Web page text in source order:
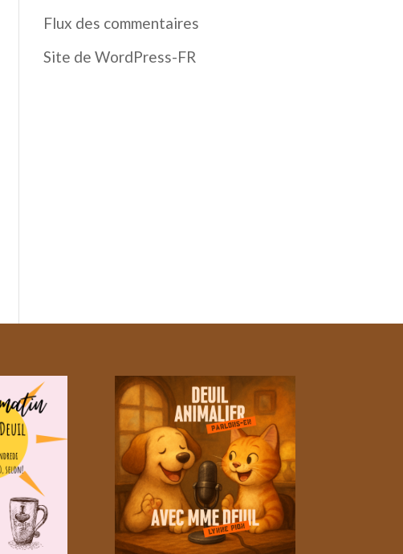
Flux des commentaires
Site de WordPress-FR